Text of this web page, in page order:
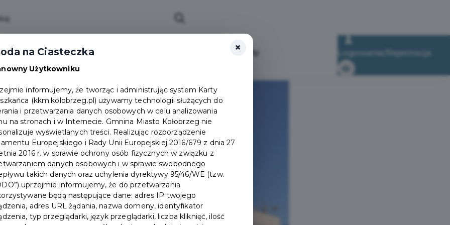
Partnerzy Dokumenty Logowanie/Rejestracja
×
na Ciasteczka
Użytkowniku
informujemy, że tworząc i administrując system Karty
(kkm.kolobrzeg.pl) używamy technologii służących do
i przetwarzania danych osobowych w celu analizowania
na stronach i w Internecie. Gmnina Miasto Kołobrzeg nie
wyświetlanych treści. Realizując rozporządzenie
Europejskiego i Rady Unii Europejskiej 2016/679 z dnia 27
2016 r. w sprawie ochrony osób fizycznych w związku z
danych osobowych i w sprawie swobodnego
takich danych oraz uchylenia dyrektywy 95/46/WE (tzw.
uprzejmie informujemy, że do przetwarzania
będą następujące dane: adres IP twojego
adres URL żądania, nazwa domeny, identyfikator
typ przeglądarki, język przeglądarki, liczba kliknięć, ilość